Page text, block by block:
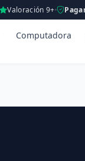
Valoración 9+
Computadora